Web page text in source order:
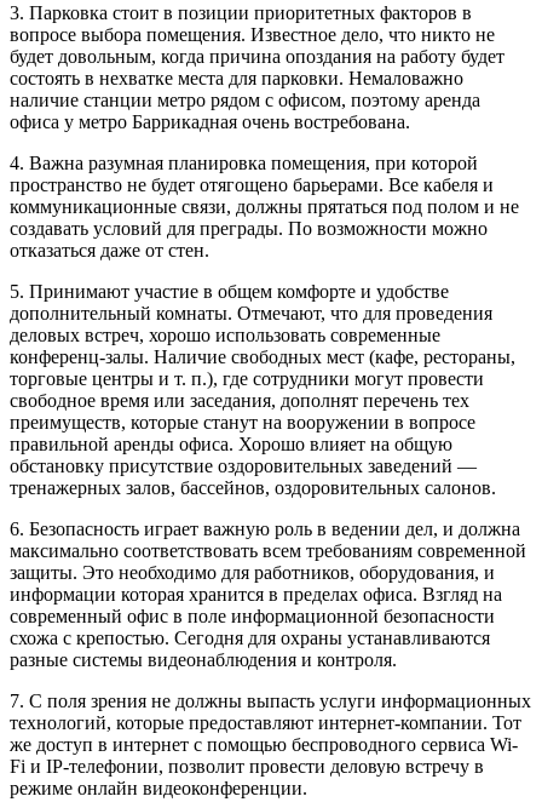
3. Парковка стоит в позиции приоритетных факторов в
вопросе выбора помещения. Известное дело, что никто не
будет довольным, когда причина опоздания на работу будет
состоять в нехватке места для парковки. Немаловажно
наличие станции метро рядом с офисом, поэтому аренда
офиса у метро Баррикадная очень востребована.
4. Важна разумная планировка помещения, при которой
пространство не будет отягощено барьерами. Все кабеля и
коммуникационные связи, должны прятаться под полом и не
создавать условий для преграды. По возможности можно
отказаться даже от стен.
5. Принимают участие в общем комфорте и удобстве
дополнительный комнаты. Отмечают, что для проведения
деловых встреч, хорошо использовать современные
конференц-залы. Наличие свободных мест (кафе, рестораны,
торговые центры и т. п.), где сотрудники могут провести
свободное время или заседания, дополнят перечень тех
преимуществ, которые станут на вооружении в вопросе
правильной аренды офиса. Хорошо влияет на общую
обстановку присутствие оздоровительных заведений —
тренажерных залов, бассейнов, оздоровительных салонов.
6. Безопасность играет важную роль в ведении дел, и должна
максимально соответствовать всем требованиям современной
защиты. Это необходимо для работников, оборудования, и
информации которая хранится в пределах офиса. Взгляд на
современный офис в поле информационной безопасности
схожа с крепостью. Сегодня для охраны устанавливаются
разные системы видеонаблюдения и контроля.
7. С поля зрения не должны выпасть услуги информационных
технологий, которые предоставляют интернет-компании. Тот
же доступ в интернет с помощью беспроводного сервиса Wi-
Fi и IP-телефонии, позволит провести деловую встречу в
режиме онлайн видеоконференции.